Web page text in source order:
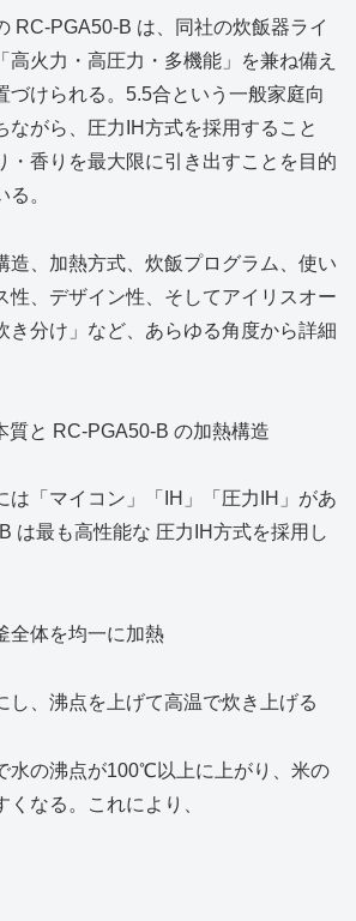
RC‑PGA50‑B は、同社の炊飯器ライ
高火力・高圧力・多機能」を兼ね備え
づけられる。5.5合という一般家庭向
ながら、圧力IH方式を採用すること
・香りを最大限に引き出すことを目的
。
造、加熱方式、炊飯プログラム、使い
性、デザイン性、そしてアイリスオー
き分け」など、あらゆる角度から詳細
と RC‑PGA50‑B の加熱構造
は「マイコン」「IH」「圧力IH」があ
は最も高性能な 圧力IH方式を採用し
全体を均一に加熱
し、沸点を上げて高温で炊き上げる
水の沸点が100℃以上に上がり、米の
なる。これにより、